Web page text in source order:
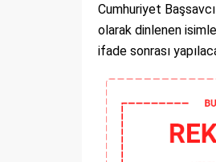
Cumhuriyet
olarak dinlenen
ifade sonrası